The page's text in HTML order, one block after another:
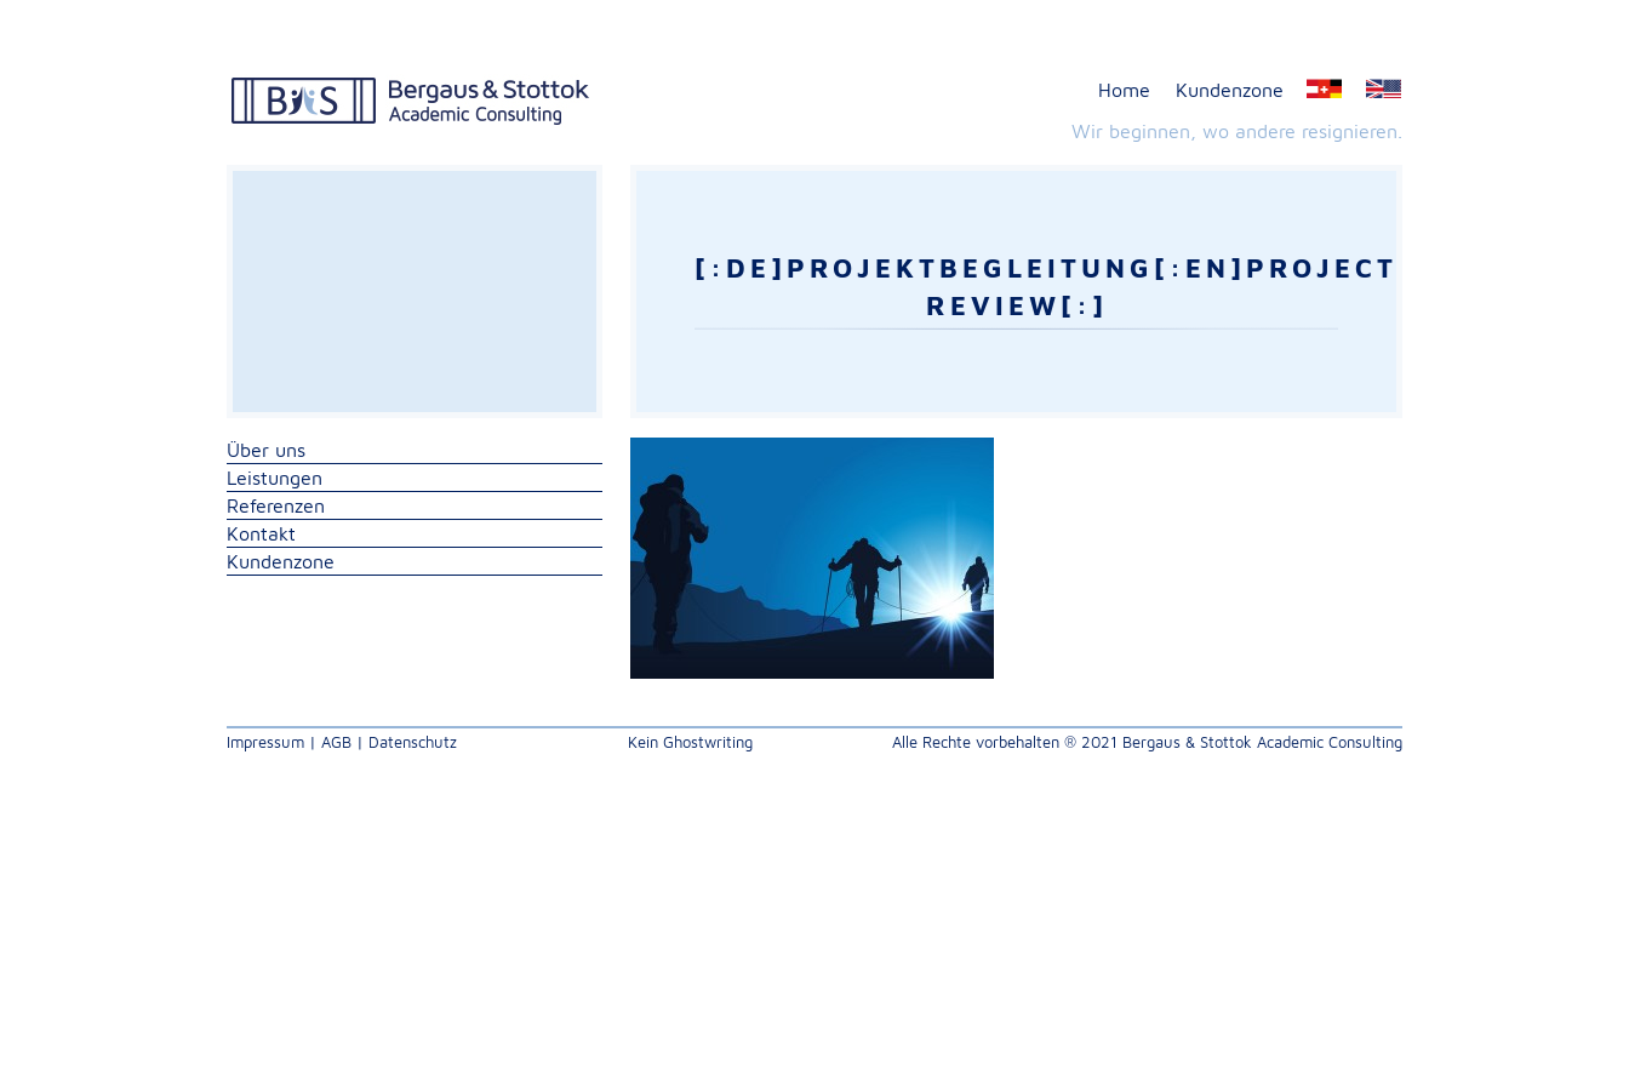
Home
Kundenzone
Wir beginnen, wo andere resignieren.
[:DE]PROJEKTBEGLEITUNG[:EN]PROJECT
REVIEW[:]
Über uns
Leistungen
Referenzen
Kontakt
Kundenzone
Impressum | AGB | Datenschutz Kein Ghostwriting Alle Rechte vorbehalten ® 2021 Bergaus & Stottok Academic Consulting